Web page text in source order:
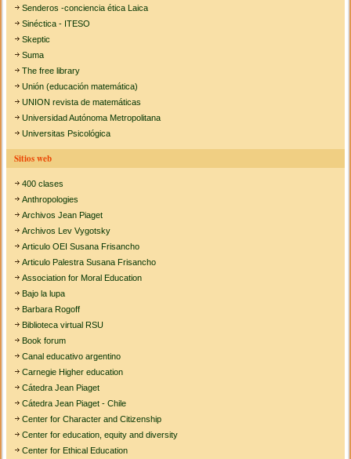
Senderos -conciencia ética Laica
Sinéctica - ITESO
Skeptic
Suma
The free library
Unión (educación matemática)
UNION revista de matemáticas
Universidad Autónoma Metropolitana
Universitas Psicológica
Sitios web
400 clases
Anthropologies
Archivos Jean Piaget
Archivos Lev Vygotsky
Articulo OEI Susana Frisancho
Articulo Palestra Susana Frisancho
Association for Moral Education
Bajo la lupa
Barbara Rogoff
Biblioteca virtual RSU
Book forum
Canal educativo argentino
Carnegie Higher education
Cátedra Jean Piaget
Cátedra Jean Piaget - Chile
Center for Character and Citizenship
Center for education, equity and diversity
Center for Ethical Education